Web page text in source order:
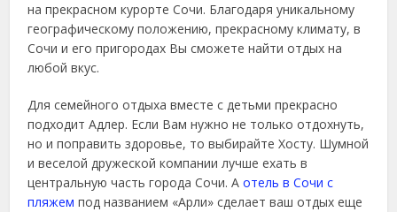
на прекрасном курорте Сочи. Благодаря уникальному
географическому положению, прекрасному климату, в
Сочи и его пригородах Вы сможете найти отдых на
любой вкус.
Для семейного отдыха вместе с детьми прекрасно
подходит Адлер. Если Вам нужно не только отдохнуть,
но и поправить здоровье, то выбирайте Хосту. Шумной
и веселой дружеской компании лучше ехать в
центральную часть города Сочи. Аотель в Сочи с
пляжем под названием «Арли» сделает ваш отдых еще